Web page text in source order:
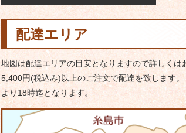
稿
ゲ
ー
シ
ョ
ン
配達エリア
地図は配達エリアの目安となりますので詳しく
5,400円(税込み)以上のご注文で配達を致します
より18時迄となります。